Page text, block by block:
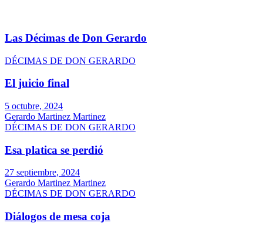
Las Décimas de Don Gerardo
DÉCIMAS DE DON GERARDO
El juicio final
5 octubre, 2024
Gerardo Martinez Martinez
DÉCIMAS DE DON GERARDO
Esa platica se perdió
27 septiembre, 2024
Gerardo Martinez Martinez
DÉCIMAS DE DON GERARDO
Diálogos de mesa coja